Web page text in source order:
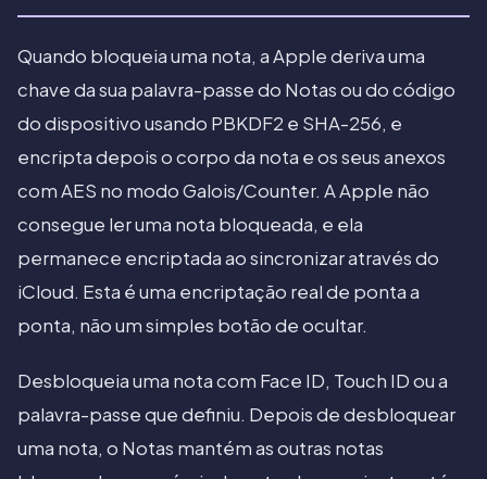
Quando bloqueia uma nota, a Apple deriva uma
chave da sua palavra-passe do Notas ou do código
do dispositivo usando PBKDF2 e SHA-256, e
encripta depois o corpo da nota e os seus anexos
com AES no modo Galois/Counter. A Apple não
consegue ler uma nota bloqueada, e ela
permanece encriptada ao sincronizar através do
iCloud. Esta é uma encriptação real de ponta a
ponta, não um simples botão de ocultar.
Desbloqueia uma nota com Face ID, Touch ID ou a
palavra-passe que definiu. Depois de desbloquear
uma nota, o Notas mantém as outras notas